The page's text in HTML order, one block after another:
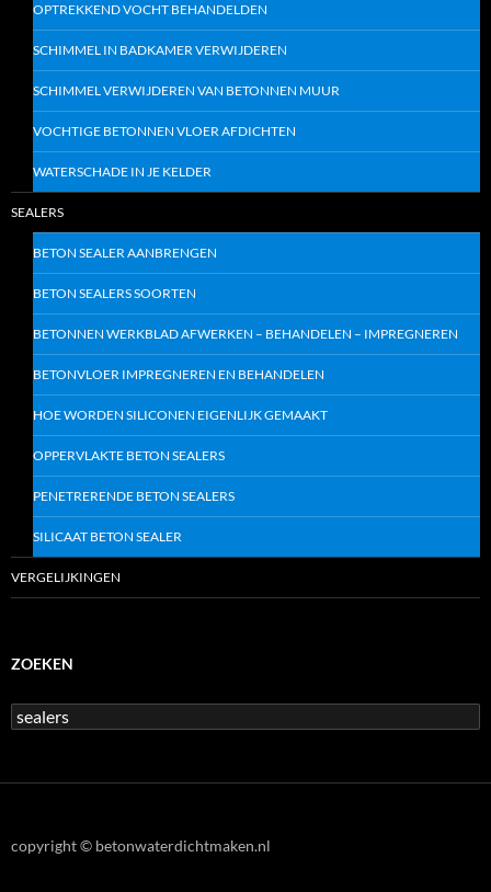
OPTREKKEND VOCHT BEHANDELDEN
SCHIMMEL IN BADKAMER VERWIJDEREN
SCHIMMEL VERWIJDEREN VAN BETONNEN MUUR
VOCHTIGE BETONNEN VLOER AFDICHTEN
WATERSCHADE IN JE KELDER
SEALERS
BETON SEALER AANBRENGEN
BETON SEALERS SOORTEN
BETONNEN WERKBLAD AFWERKEN – BEHANDELEN – IMPREGNEREN
BETONVLOER IMPREGNEREN EN BEHANDELEN
HOE WORDEN SILICONEN EIGENLIJK GEMAAKT
OPPERVLAKTE BETON SEALERS
PENETRERENDE BETON SEALERS
SILICAAT BETON SEALER
VERGELIJKINGEN
ZOEKEN
Z
o
a
copyright © betonwaterdichtmaken.nl